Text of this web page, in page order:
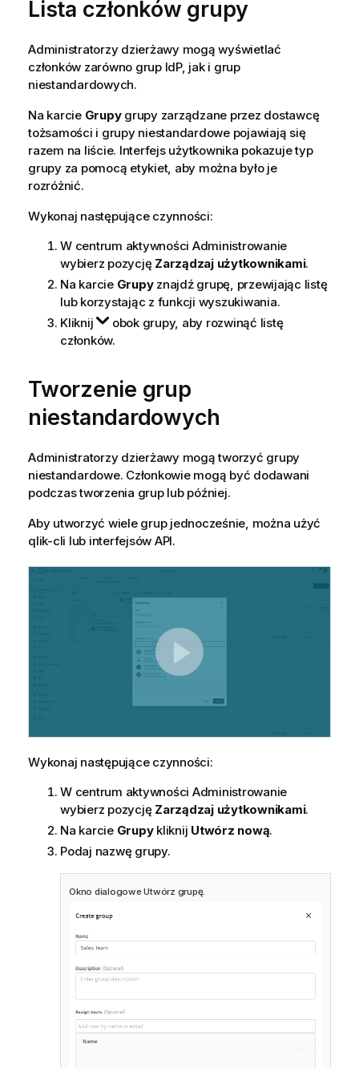
Lista członków grupy
Administratorzy dzierżawy mogą wyświetlać
członków zarówno grup IdP, jak i grup
niestandardowych.
Na karcie Grupygrupy zarządzane przez dostawcę
tożsamości i grupy niestandardowe pojawiają się
razem na liście. Interfejs użytkownika pokazuje typ
grupy za pomocą etykiet, aby można było je
rozróżnić.
Wykonaj następujące czynności:
W centrum aktywności Administrowanie
wybierz pozycję Zarządzaj użytkownikami.
Na karcie Grupyznajdź grupę, przewijając listę
lub korzystając z funkcji wyszukiwania.
Kliknij
obok grupy, aby rozwinąć listę
członków.
Tworzenie grup
niestandardowych
Administratorzy dzierżawy mogą tworzyć grupy
niestandardowe. Członkowie mogą być dodawani
podczas tworzenia grup lub później.
Aby utworzyć wiele grup jednocześnie, można użyć
qlik-cli lub interfejsów API.
Wykonaj następujące czynności:
W centrum aktywności Administrowanie
wybierz pozycję Zarządzaj użytkownikami.
Na karcie Grupykliknij Utwórz nową.
Podaj nazwę grupy.
Okno dialogowe Utwórz grupę.